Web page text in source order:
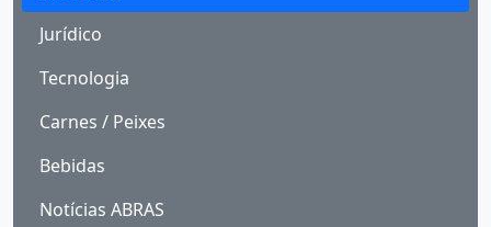
Jurídico
Tecnologia
Carnes / Peixes
Bebidas
Notícias ABRAS